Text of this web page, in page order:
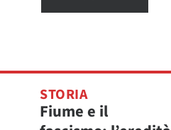
STORIA
Fiume e il